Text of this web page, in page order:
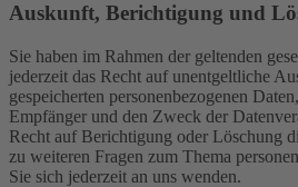
Auskunft, Berichtigung und
Sie haben im Rahmen der geltenden
jederzeit das Recht auf unentgeltliche
gespeicherten personenbezogenen
Empfänger und den Zweck der
Recht auf Berichtigung oder Löschung
zu weiteren Fragen zum Thema
Sie sich jederzeit an uns wenden.